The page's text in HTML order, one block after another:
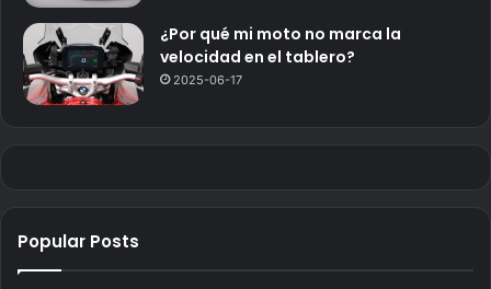
¿Por qué mi moto no marca la
velocidad en el tablero?
2025-06-17
Popular Posts